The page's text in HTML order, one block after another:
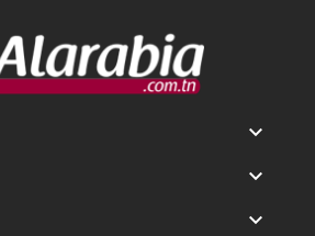


